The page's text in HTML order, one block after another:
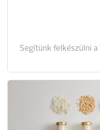
Segítünk felkészülni a